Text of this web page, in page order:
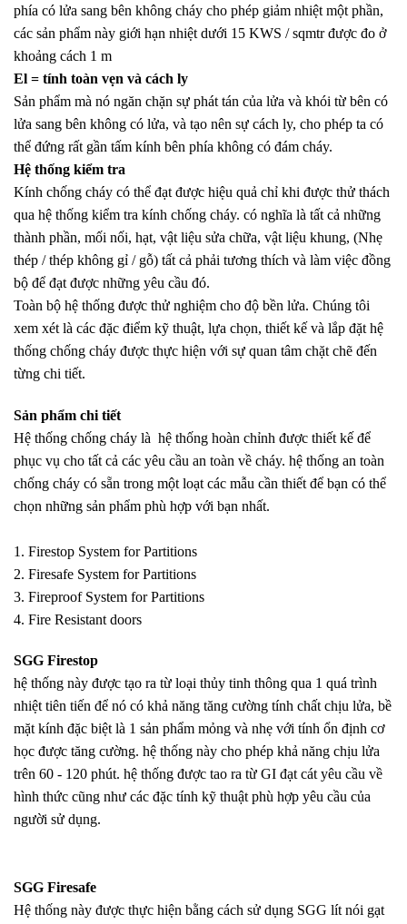
phía có lửa sang bên không cháy cho phép giảm nhiệt một phần,
các sản phẩm này giới hạn nhiệt dưới 15 KWS / sqmtr được đo ở
khoảng cách 1 m
El = tính toàn vẹn và cách ly
Sản phẩm mà nó ngăn chặn sự phát tán của lửa và khói từ bên có
lửa sang bên không có lửa, và tạo nên sự cách ly, cho phép ta có
thể đứng rất gần tấm kính bên phía không có đám cháy.
Hệ thống kiểm tra
Kính chống cháy có thể đạt được hiệu quả chỉ khi được thử thách
qua hệ thống kiểm tra kính chống cháy. có nghĩa là tất cả những
thành phần, mối nối, hạt, vật liệu sửa chữa, vật liệu khung, (Nhẹ
thép / thép không gỉ / gỗ) tất cả phải tương thích và làm việc đồng
bộ để đạt được những yêu cầu đó.
Toàn bộ hệ thống được thử nghiệm cho độ bền lửa. Chúng tôi
xem xét là các đặc điểm kỹ thuật, lựa chọn, thiết kế và lắp đặt hệ
thống chống cháy được thực hiện với sự quan tâm chặt chẽ đến
từng chi tiết.
Sản phẩm chi tiết
Hệ thống chống cháy là hệ thống hoàn chỉnh được thiết kế để
phục vụ cho tất cả các yêu cầu an toàn về cháy. hệ thống an toàn
chống cháy có sẵn trong một loạt các mẫu cần thiết để bạn có thể
chọn những sản phẩm phù hợp với bạn nhất.
1. Firestop System for Partitions
2. Firesafe System for Partitions
3. Fireproof System for Partitions
4. Fire Resistant doors
SGG Firestop
hệ thống này được tạo ra từ loại thủy tinh thông qua 1 quá trình
nhiệt tiên tiến để nó có khả năng tăng cường tính chất chịu lửa, bề
mặt kính đặc biệt là 1 sản phẩm mỏng và nhẹ với tính ổn định cơ
học được tăng cường. hệ thống này cho phép khả năng chịu lửa
trên 60 - 120 phút. hệ thống được tao ra từ GI đạt cát yêu cầu về
hình thức cũng như các đặc tính kỹ thuật phù hợp yêu cầu của
người sử dụng.
SGG Firesafe
Hệ thống này được thực hiện bằng cách sử dụng SGG lít noi gạt